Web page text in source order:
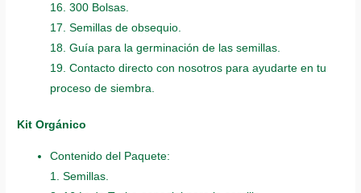
16. 300 Bolsas.
17. Semillas de obsequio.
18. Guía para la germinación de las semillas.
19. Contacto directo con nosotros para ayudarte en tu
proceso de siembra.
Kit Orgánico
Contenido del Paquete:
1. Semillas.